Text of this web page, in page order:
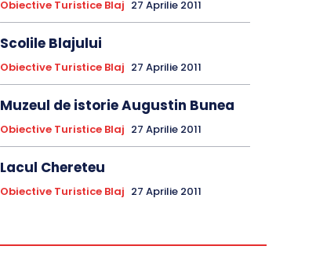
Obiective Turistice Blaj 27 Aprilie 2011
Scolile Blajului
Obiective Turistice Blaj 27 Aprilie 2011
Muzeul de istorie Augustin Bunea
Obiective Turistice Blaj 27 Aprilie 2011
Lacul Chereteu
Obiective Turistice Blaj 27 Aprilie 2011